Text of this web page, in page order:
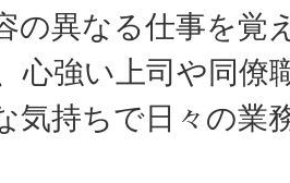
の異なる仕事を覚
心強い上司や同僚
気持ちで日々の業